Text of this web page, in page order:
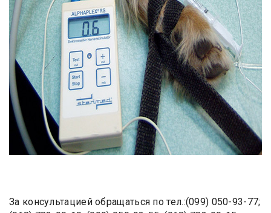
За консультацией обращаться по тел.:(099) 050-93-77;